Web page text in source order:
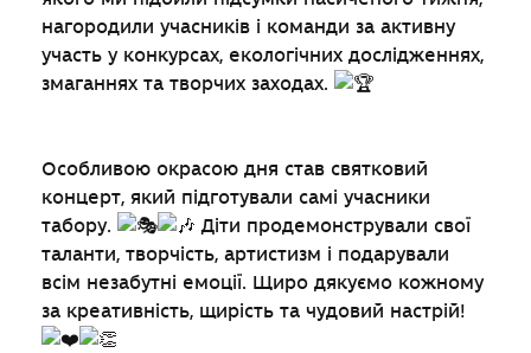
нагородили учасників і команди за активну
участь у конкурсах, екологічних дослідженнях,
змаганнях та творчих заходах.
Особливою окрасою дня став святковий
концерт, який підготували самі учасники
табору.
Діти продемонстрували свої
таланти, творчість, артистизм і подарували
всім незабутні емоції. Щиро дякуємо кожному
за креативність, щирість та чудовий настрій!